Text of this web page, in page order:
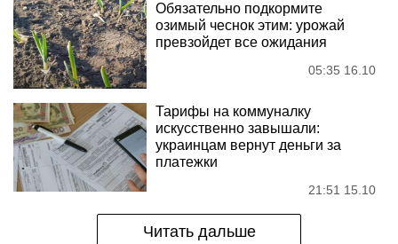
Обязательно подкормите
озимый чеснок этим: урожай
превзойдет все ожидания
05:35 16.10
Тарифы на коммуналку
искусственно завышали:
украинцам вернут деньги за
платежки
21:51 15.10
Читать дальше